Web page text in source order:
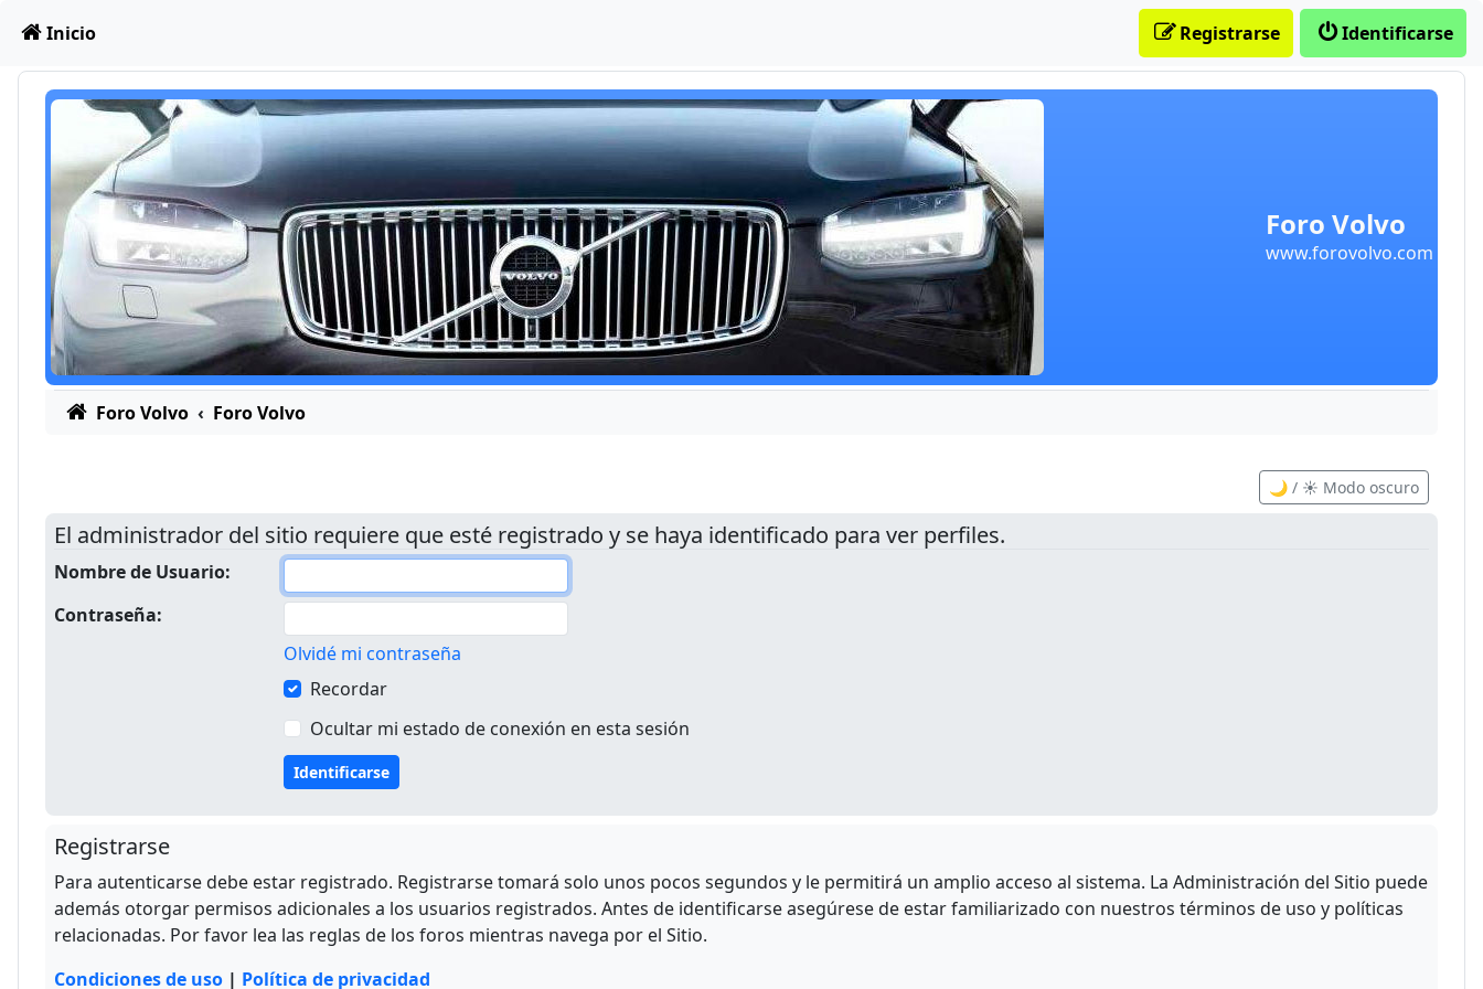
Obviar
Foro Volvo
www.forovolvo.com
Inicio Identificarse
Registrarse
Foro Volvo Foro Volvo
🌙 / ☀️ Modo oscuro
El administrador del sitio requiere que esté registrado y se haya identificado para ver perfiles.
Nombre de Usuario:
Contraseña:
Olvidé mi contraseña
Recordar
Ocultar mi estado de conexión en esta sesión
Registrarse
Para autenticarse debe estar registrado. Registrarse tomará solo unos pocos segundos y le permitirá un amplio acceso al sistema. La Administración del Sitio puede
además otorgar permisos adicionales a los usuarios registrados. Antes de identificarse asegúrese de estar familiarizado con nuestros términos de uso y políticas
relacionadas. Por favor lea las reglas de los foros mientras navega por el Sitio.
Condiciones de uso | Política de privacidad